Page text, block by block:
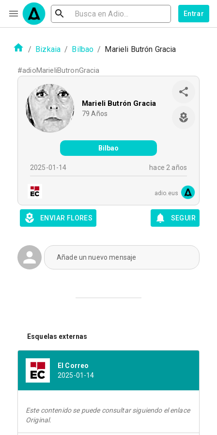
Entrar
/ Bizkaia / Bilbao / Marieli Butrón Gracia
#adioMarieliButronGracia
Marieli Butrón Gracia
79 Años
Bilbao
2025-01-14 hace 2 años
adio.eus
ENVIAR FLORES SEGUIR
Añade un nuevo mensaje
Esquelas externas
El Correo
2025-01-14
Este contenido se puede consultar siguiendo el enlace
Original.